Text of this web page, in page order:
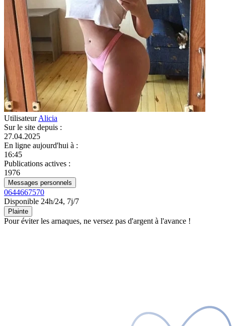
UtilisateurAlicia
Sur le site depuis :
27.04.2025
En ligne aujourd'hui à :
16:45
Publications actives :
1976
Messages personnels
0644667570
Disponible 24h/24, 7j/7
Plainte
Pour éviter les arnaques, ne versez pas d'argent à l'avance !